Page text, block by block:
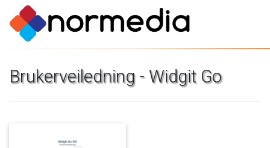
Brukerveiledning - Widgit Go